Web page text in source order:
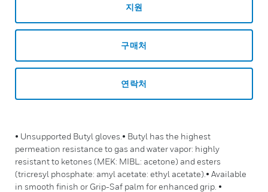
지원
구매처
연락처
• Unsupported Butyl gloves.• Butyl has the highest
permeation resistance to gas and water vapor: highly
resistant to ketones (MEK: MIBL: acetone) and esters
(tricresyl phosphate: amyl acetate: ethyl acetate).• Available
in smooth finish or Grip-Saf palm for enhanced grip. •